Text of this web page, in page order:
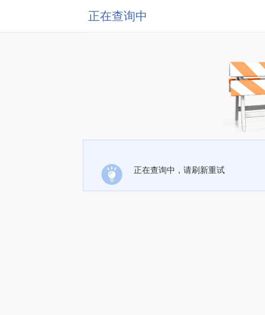
正在查询中
正在查询中，请刷新重试